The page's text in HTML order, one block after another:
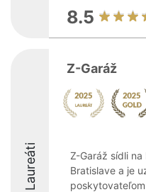
8.5
Laureáti
Z-Garáž
Z-Garáž sídli na
Bratislave a je